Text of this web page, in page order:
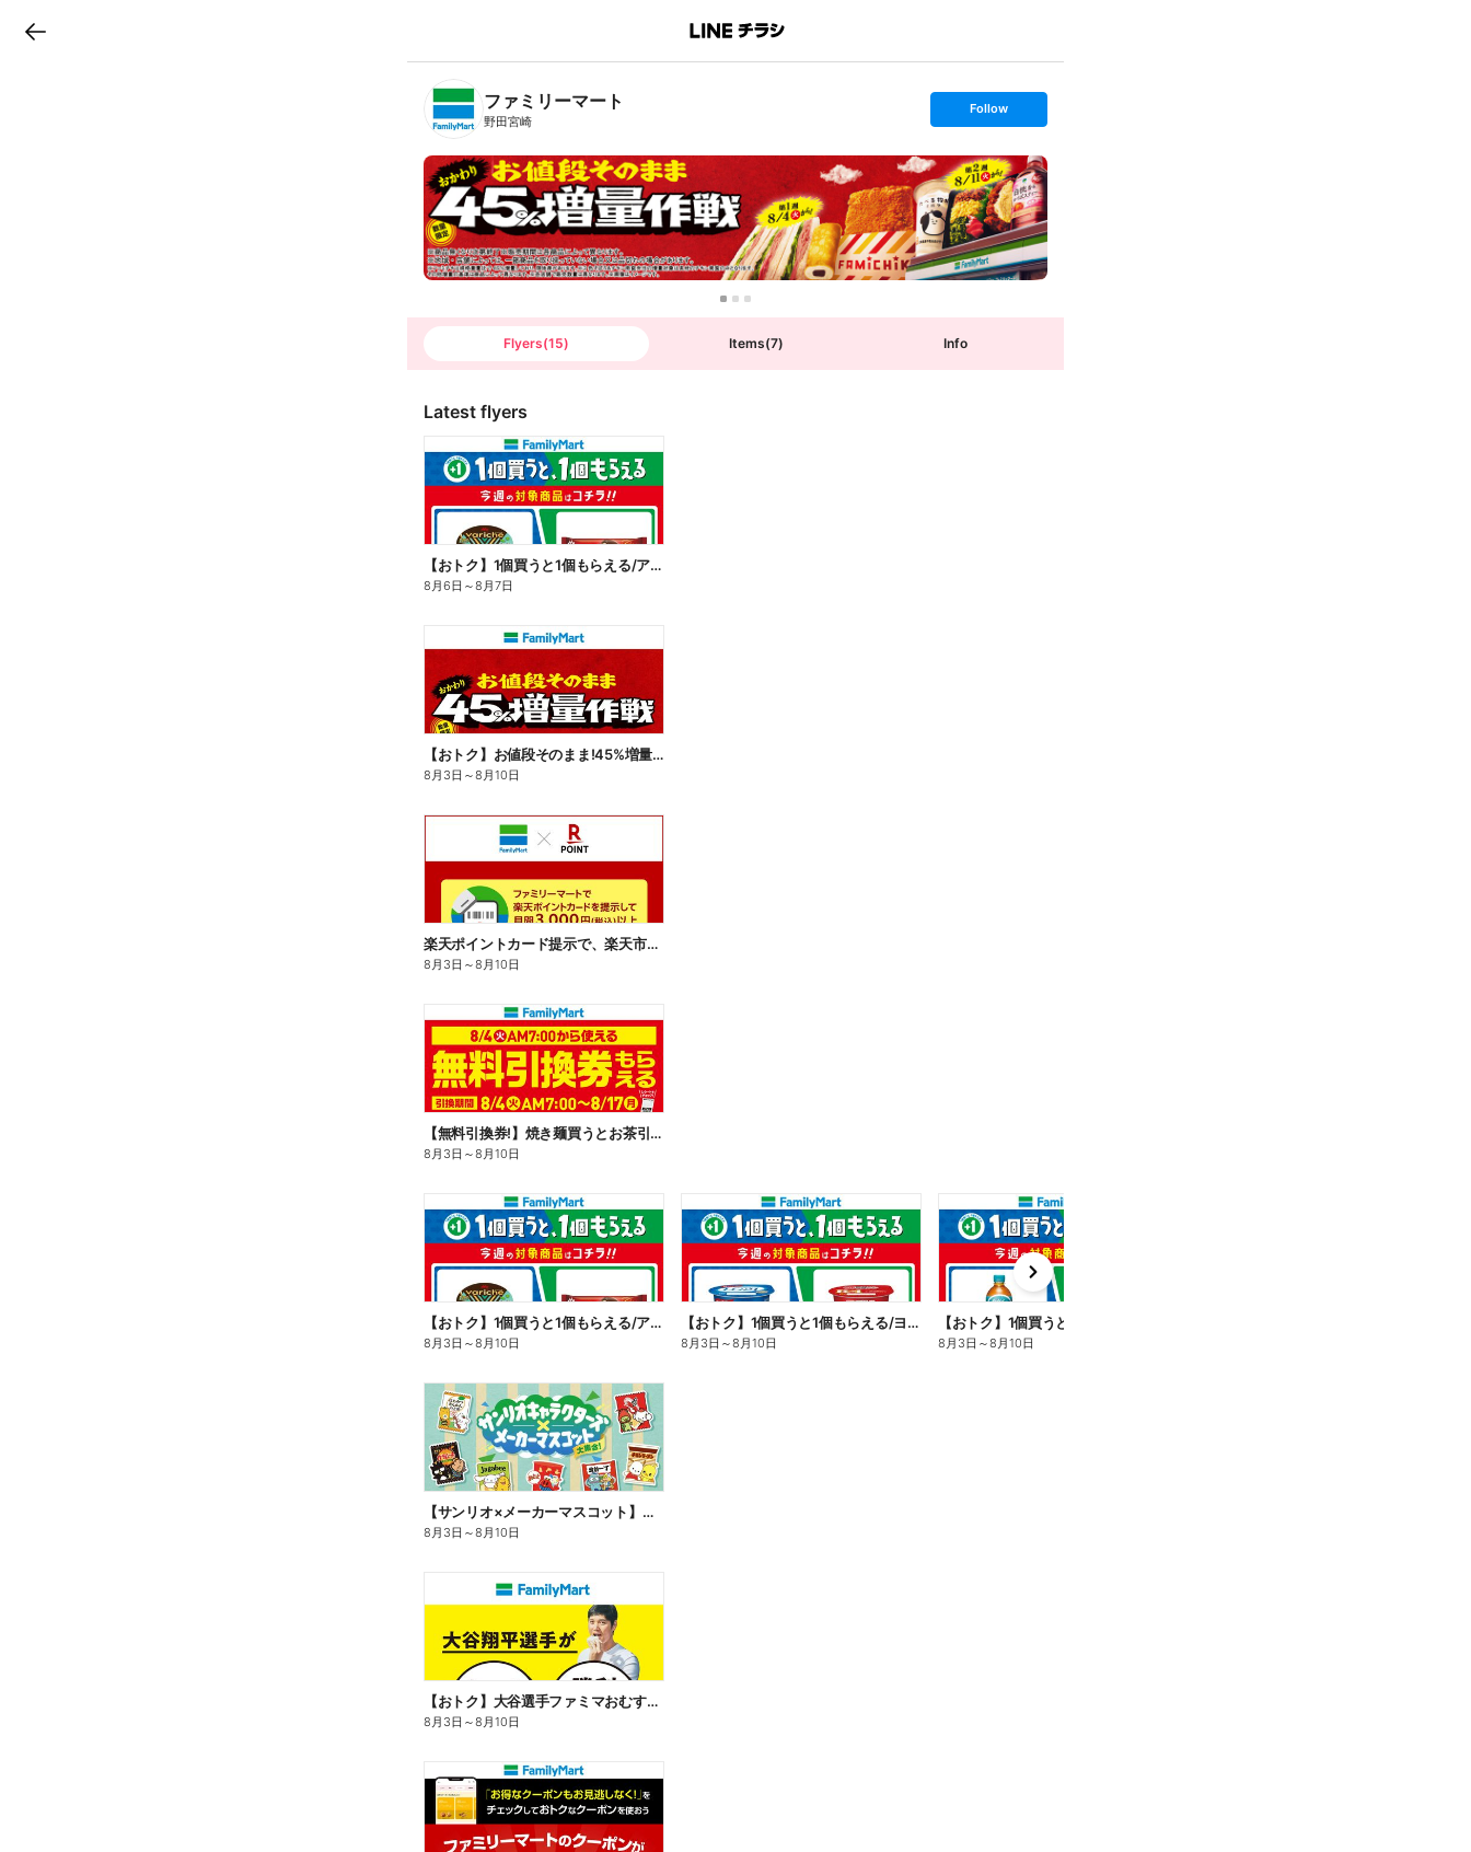
B
n
T
ファミリーマート
野田宮崎
s
t
o
l
l
o
w
Follow
Flyers(15) Items(7) Info
Latest flyers
【おトク】1個買うと1個もらえる/アイス
8月6日 ～8月7日
【おトク】お値段そのまま!45%増量作戦!
8月3日 ～8月10日
楽天ポイントカード提示で、楽天市場でのお買い物がおトクに!
8月3日 ～8月10日
【無料引換券!】焼き麺買うとお茶引換券貰える!
8月3日 ～8月10日
【おトク】1個買うと1個もらえる/アイス
8月3日 ～8月10日
【おトク】1個買うと1個もらえる/ヨーグルト
8月3日 ～8月10日
【おトク】1個買うと1個もらえる/麦茶
8月3日 ～8月10日
e
x
t
【サンリオ×メーカーマスコット】オリジナルグッズ貰える!
8月3日 ～8月10日
【おトク】大谷選手ファミマおむすび割
8月3日 ～8月10日